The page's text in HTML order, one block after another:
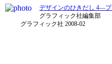
デザインのひきだし 4―
グラフィック社編集部
グラフィック社 2008-02